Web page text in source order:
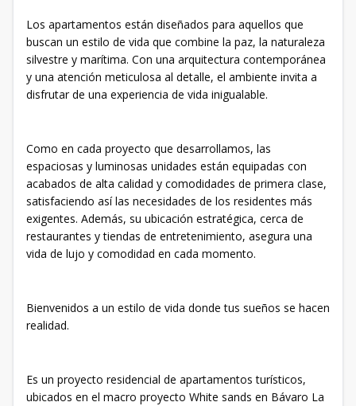
Los apartamentos están diseñados para aquellos que
buscan un estilo de vida que combine la paz, la naturaleza
silvestre y marítima. Con una arquitectura contemporánea
y una atención meticulosa al detalle, el ambiente invita a
disfrutar de una experiencia de vida inigualable.
Como en cada proyecto que desarrollamos, las
espaciosas y luminosas unidades están equipadas con
acabados de alta calidad y comodidades de primera clase,
satisfaciendo así las necesidades de los residentes más
exigentes. Además, su ubicación estratégica, cerca de
restaurantes y tiendas de entretenimiento, asegura una
vida de lujo y comodidad en cada momento.
Bienvenidos a un estilo de vida donde tus sueños se hacen
realidad.
Es un proyecto residencial de apartamentos turísticos,
ubicados en el macro proyecto White sands en Bávaro La